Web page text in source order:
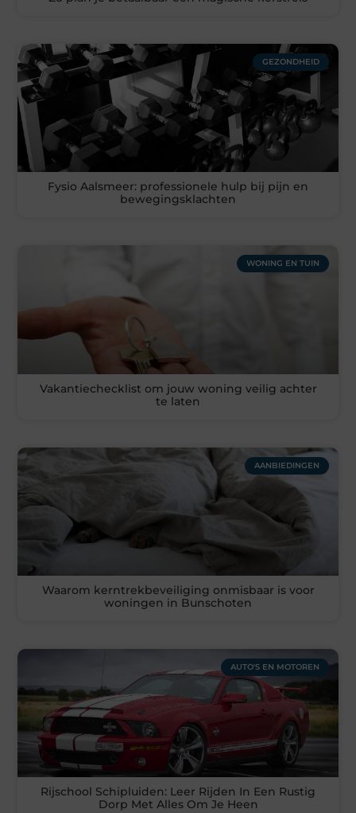
GEZONDHEID
Fysio Aalsmeer: professionele hulp bij pijn en
bewegingsklachten
WONING EN TUIN
Vakantiechecklist om jouw woning veilig achter
te laten
AANBIEDINGEN
Waarom kerntrekbeveiliging onmisbaar is voor
woningen in Bunschoten
AUTO'S EN MOTOREN
Rijschool Schipluiden: Leer Rijden In Een Rustig
Dorp Met Alles Om Je Heen